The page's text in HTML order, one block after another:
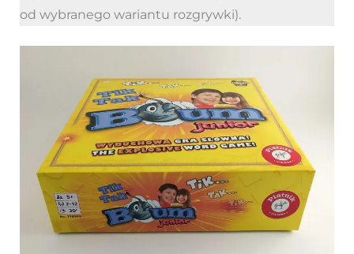
od wybranego wariantu rozgrywki).